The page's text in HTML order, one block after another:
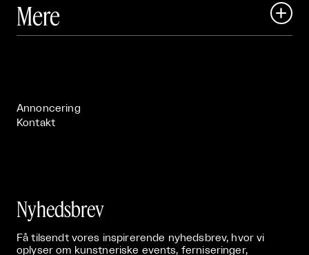
 Art Matter Festival
Mere 
Annoncering
Kontakt
Nyhedsbrev
Få tilsendt vores inspirerende nyhedsbrev, hvor vi
oplyser om kunstneriske events, ferniseringer,